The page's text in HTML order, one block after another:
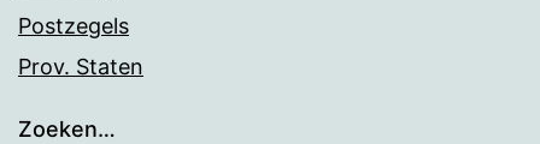
Postzegels
Prov. Staten
Zoeken…